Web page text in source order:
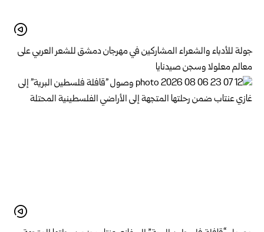
جولة للأدباء والشعراء المشاركين في مهرجان دمشق للشعر العربي على
معالم معلولا وسجن صيدنايا